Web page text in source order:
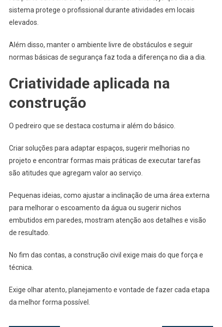
sistema protege o profissional durante atividades em locais
elevados.
Além disso, manter o ambiente livre de obstáculos e seguir
normas básicas de segurança faz toda a diferença no dia a dia.
Criatividade aplicada na
construção
O pedreiro que se destaca costuma ir além do básico.
Criar soluções para adaptar espaços, sugerir melhorias no
projeto e encontrar formas mais práticas de executar tarefas
são atitudes que agregam valor ao serviço.
Pequenas ideias, como ajustar a inclinação de uma área externa
para melhorar o escoamento da água ou sugerir nichos
embutidos em paredes, mostram atenção aos detalhes e visão
de resultado.
No fim das contas, a construção civil exige mais do que força e
técnica.
Exige olhar atento, planejamento e vontade de fazer cada etapa
da melhor forma possível.